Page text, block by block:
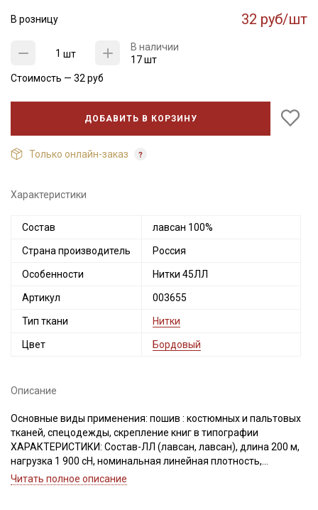
В розницу 32 руб/шт
шт
В наличии
17 шт
Стоимость — 32руб
ДОБАВИТЬ В КОРЗИНУ
Только онлайн-заказ
Характеристики
Состав лавсан 100%
Страна производитель Россия
Особенности Нитки 45ЛЛ
Артикул 003655
Тип ткани Нитки
Цвет Бордовый
Описание
Основные виды применения: пошив : костюмных и пальтовых
тканей, спецодежды, скрепление книг в типографии
ХАРАКТЕРИСТИКИ: Состав-ЛЛ (лавсан, лавсан), длина 200 м,
нагрузка 1 900 сН, номинальная линейная плотность,
Текс(структура)- 43,5 (21Текс*2)
Читать полное описание
Мы публикуем здесь дополнительные
категории тканей
Ознакомлен(а) сПолитикой обработки персональных
данныхи даю
Согласие на обработку персональных
данных